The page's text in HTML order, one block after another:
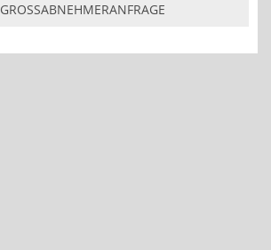
GROSSABNEHMERANFRAGE